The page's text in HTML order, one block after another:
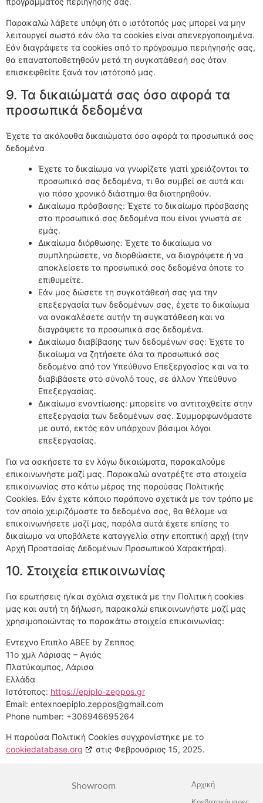
Παρακαλώ λάβετε υπόψη ότι ο ιστότοπός μας μπορεί να μην
λειτουργεί σωστά εάν όλα τα cookies είναι απενεργοποιημένα.
Εάν διαγράψετε τα cookies από το πρόγραμμα περιήγησής σας,
θα επανατοποθετηθούν μετά τη συγκατάθεσή σας όταν
επισκεφθείτε ξανά τον ιστότοπό μας.
9. Τα δικαιώματά σας όσο αφορά τα
προσωπικά δεδομένα
Έχετε τα ακόλουθα δικαιώματα όσο αφορά τα προσωπικά σας
δεδομένα
Έχετε το δικαίωμα να γνωρίζετε γιατί χρειάζονται τα
προσωπικά σας δεδομένα, τι θα συμβεί σε αυτά και
για πόσο χρονικό διάστημα θα διατηρηθούν.
Δικαίωμα πρόσβασης: Έχετε το δικαίωμα πρόσβασης
στα προσωπικά σας δεδομένα που είναι γνωστά σε
εμάς.
Δικαίωμα διόρθωσης: Έχετε το δικαίωμα να
συμπληρώσετε, να διορθώσετε, να διαγράψετε ή να
αποκλείσετε τα προσωπικά σας δεδομένα όποτε το
επιθυμείτε.
Εάν μας δώσετε τη συγκατάθεσή σας για την
επεξεργασία των δεδομένων σας, έχετε το δικαίωμα
να ανακαλέσετε αυτήν τη συγκατάθεση και να
διαγράψετε τα προσωπικά σας δεδομένα.
Δικαίωμα διαβίβασης των δεδομένων σας: Έχετε το
δικαίωμα να ζητήσετε όλα τα προσωπικά σας
δεδομένα από τον Υπεύθυνο Επεξεργασίας και να τα
διαβιβάσετε στο σύνολό τους, σε άλλον Υπεύθυνο
Επεξεργασίας.
Δικαίωμα εναντίωσης: μπορείτε να αντιταχθείτε στην
επεξεργασία των δεδομένων σας. Συμμορφωνόμαστε
με αυτό, εκτός εάν υπάρχουν βάσιμοι λόγοι
επεξεργασίας.
Για να ασκήσετε τα εν λόγω δικαιώματα, παρακαλούμε
επικοινωνήστε μαζί μας. Παρακαλώ ανατρέξτε στα στοιχεία
επικοινωνίας στο κάτω μέρος της παρούσας Πολιτικής
Cookies. Εάν έχετε κάποιο παράπονο σχετικά με τον τρόπο με
τον οποίο χειριζόμαστε τα δεδομένα σας, θα θέλαμε να
επικοινωνήσετε μαζί μας, παρόλα αυτά έχετε επίσης το
δικαίωμα να υποβάλετε καταγγελία στην εποπτική αρχή (την
Αρχή Προστασίας Δεδομένων Προσωπικού Χαρακτήρα).
10. Στοιχεία επικοινωνίας
Για ερωτήσεις ή/και σχόλια σχετικά με την Πολιτική cookies
μας και αυτή τη δήλωση, παρακαλώ επικοινωνήστε μαζί μας
χρησιμοποιώντας τα παρακάτω στοιχεία επικοινωνίας:
Εντεχνο Επιπλο ΑΒΕΕ by Ζεππος
11ο χμλ Λάρισας – Αγιάς
Πλατύκαμπος, Λάρισα
Ελλάδα
Ιστότοπος: https://epiplo-zeppos.gr
Email: entexnoepiplo.zeppos@gmail.com
Phone number: +306946695264
Η παρούσα Πολιτική Cookies συγχρονίστηκε με το
cookiedatabase.org
στις Φεβρουάριος 15, 2025.
Showroom
Αρχική